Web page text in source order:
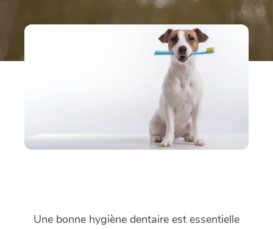
Une bonne hygiène dentaire est essentielle